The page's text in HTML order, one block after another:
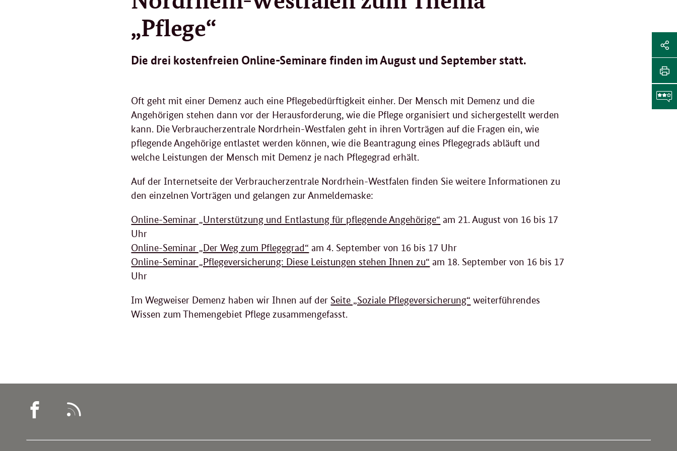
„Pflege“
Die drei kostenfreien Online-Seminare finden im August und September statt.
Oft geht mit einer Demenz auch eine Pflegebedürftigkeit einher. Der Mensch mit Demenz und die
Angehörigen stehen dann vor der Herausforderung, wie die Pflege organisiert und sichergestellt werden
kann. Die Verbraucherzentrale Nordrhein-Westfalen geht in ihren Vorträgen auf die Fragen ein, wie
pflegende Angehörige entlastet werden können, wie die Beantragung eines Pflegegrads abläuft und
welche Leistungen der Mensch mit Demenz je nach Pflegegrad erhält.
Auf der Internetseite der Verbraucherzentrale Nordrhein-Westfalen finden Sie weitere Informationen zu
den einzelnen Vorträgen und gelangen zur Anmeldemaske:
Online-Seminar „Unterstützung und Entlastung für pflegende Angehörige“ am 21. August von 16 bis 17
Uhr
Online-Seminar „Der Weg zum Pflegegrad“ am 4. September von 16 bis 17 Uhr
Online-Seminar „Pflegeversicherung: Diese Leistungen stehen Ihnen zu“ am 18. September von 16 bis 17
Uhr
Im Wegweiser Demenz haben wir Ihnen auf der Seite „Soziale Pflegeversicherung“ weiterführendes
Wissen zum Themengebiet Pflege zusammengefasst.
WEGWEISER
-